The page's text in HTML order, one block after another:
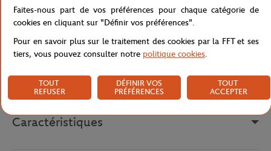
maintien sûr.
Le logo Roland-Garros et le crocodile Lacoste en silicone au bas
signent cette pièce avec authenticité, pour une allure tennis chic
digne des plus grands courts.
Caractéristiques
Faites-nous part de vos préférences pour chaque catégorie de
cookies en cliquant sur "Définir vos préférences".
Pour en savoir plus sur le traitement des cookies par la FFT et ses
tiers, vous pouvez consulter notre politique cookies.
TOUT
REFUSER
DÉFINIR VOS
PRÉFÉRENCES
TOUT
ACCEPTER